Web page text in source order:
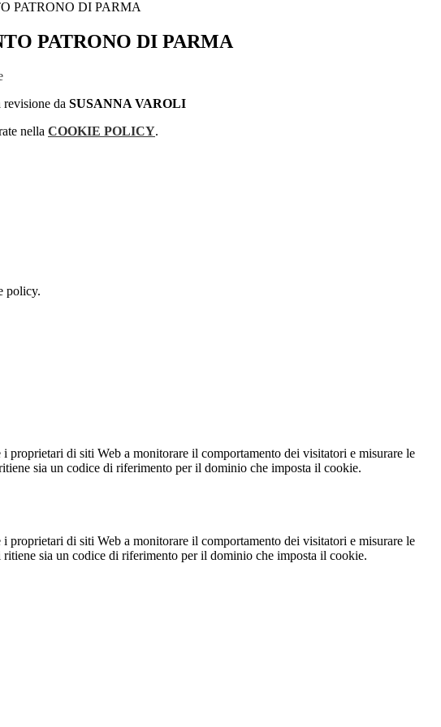
PATRONO DI PARMA
PATRONO DI PARMA
da SUSANNA VAROLI
nella COOKIE POLICY.
policy.
di siti Web a monitorare il comportamento dei visitatori e misurare le
sia un codice di riferimento per il dominio che imposta il cookie.
di siti Web a monitorare il comportamento dei visitatori e misurare le
sia un codice di riferimento per il dominio che imposta il cookie.